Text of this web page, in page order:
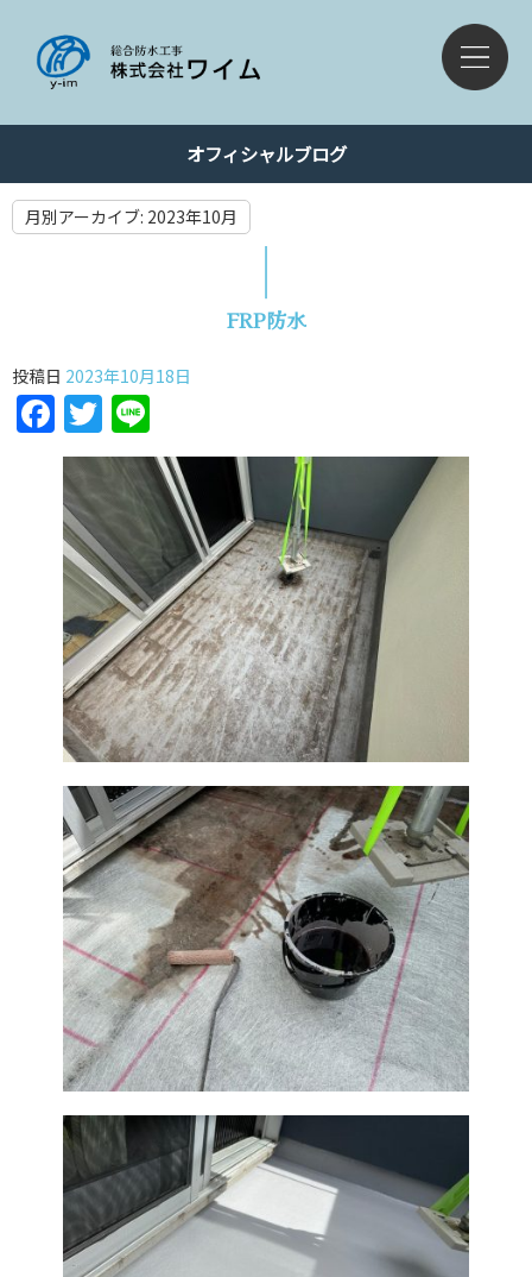
オフィシャルブログ
月別アーカイブ: 2023年10月
FRP防水
投稿日 2023年10月18日
Facebook
Twitter